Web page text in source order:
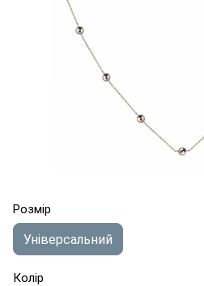
Розмір
Універсальний
Колір